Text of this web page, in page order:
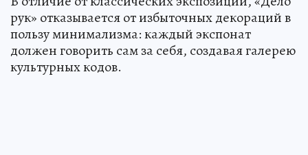
рук» отказывается от избыточных декораций в
пользу минимализма: каждый экспонат
должен говорить сам за себя, создавая галерею
культурных кодов.